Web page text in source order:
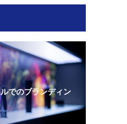
でのブランディン